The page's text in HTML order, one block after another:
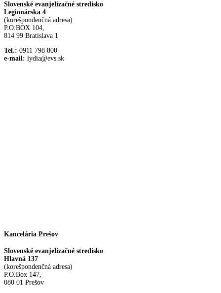
Slovenské evanjelizačné stredisko
Legionárska 4
(korešpondenčná adresa)
P.O.BOX 104,
814 99 Bratislava 1
Tel.: 0911 798 800
e-mail: lydia@evs.sk
Kancelária Prešov
Slovenské evanjelizačné stredisko
Hlavná 137
(korešpondenčná adresa)
P.O.Box 147,
080 01 Prešov